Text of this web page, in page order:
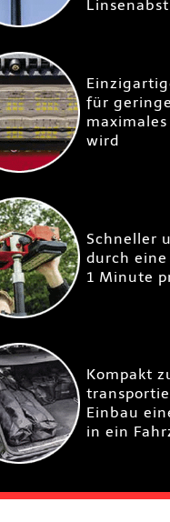
für
wird
Schneller
durch
1 Minute
Kompakt
Einbau
in ein